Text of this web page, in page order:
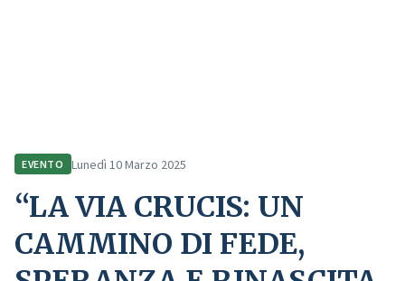
EVENTO Lunedì 10 Marzo 2025
“LA VIA CRUCIS: UN
CAMMINO DI FEDE,